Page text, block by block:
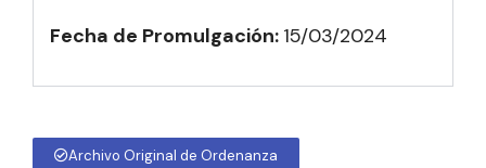
Fecha de Promulgación: 15/03/2024
Archivo Original de Ordenanza